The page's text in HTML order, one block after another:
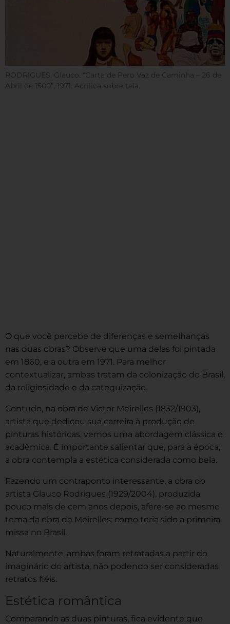
RODRIGUES, Glauco. “Carta de Pero Vaz de Caminha – 26 de
Abril de 1500”, 1971. Acrílica sobre tela.
O que você percebe de diferenças e semelhanças
nas duas obras? Observe que uma delas foi pintada
em 1860, e a outra em 1971. Para melhor
contextualizar, ambas tratam da colonização do Brasil,
da religiosidade e da catequização.
Contudo, na obra de Victor Meirelles (1832/1903),
artista que dedicou sua carreira à produção de
pinturas históricas, vemos uma abordagem clássica e
acadêmica. É importante salientar que, para a época,
a obra contempla a estética considerada como bela.
Fazendo um contraponto interessante, a obra do
artista Glauco Rodrigues (1929/2004), produzida
pouco mais de cem anos depois, afere-se ao mesmo
tema da obra de Meirelles: como teria sido a primeira
missa no Brasil.
Naturalmente, ambas foram retratadas a partir do
imaginário do artista, não podendo ser consideradas
retratos fiéis.
Estética romântica
Comparando as duas pinturas, fica evidente que